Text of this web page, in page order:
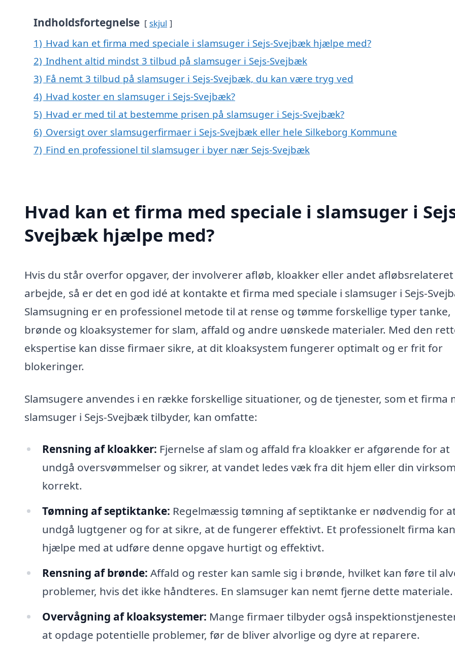
Indholdsfortegnelse skjul
1) Hvad kan et firma med speciale i slamsuger i Sejs-Svejbæk hjælpe med?
2) Indhent altid mindst 3 tilbud på slamsuger i Sejs-Svejbæk
3) Få nemt 3 tilbud på slamsuger i Sejs-Svejbæk, du kan være tryg ved
4) Hvad koster en slamsuger i Sejs-Svejbæk?
5) Hvad er med til at bestemme prisen på slamsuger i Sejs-Svejbæk?
6) Oversigt over slamsugerfirmaer i Sejs-Svejbæk eller hele Silkeborg Kommune
7) Find en professionel til slamsuger i byer nær Sejs-Svejbæk
Hvad kan et firma med speciale i slamsuger i
Svejbæk hjælpe med?
Hvis du står overfor opgaver, der involverer afløb, kloakker eller andet afløbsrelateret
arbejde, så er det en god idé at kontakte et firma med speciale i slamsuger i Sejs-
Slamsugning er en professionel metode til at rense og tømme forskellige typer tanke,
brønde og kloaksystemer for slam, affald og andre uønskede materialer. Med den
ekspertise kan disse firmaer sikre, at dit kloaksystem fungerer optimalt og er frit for
blokeringer.
Slamsugere anvendes i en række forskellige situationer, og de tjenester, som et firma
slamsuger i Sejs-Svejbæk tilbyder, kan omfatte:
Rensning af kloakker: Fjernelse af slam og affald fra kloakker er afgørende for at
undgå oversvømmelser og sikrer, at vandet ledes væk fra dit hjem eller din
korrekt.
Tømning af septiktanke: Regelmæssig tømning af septiktanke er nødvendig for
undgå lugtgener og for at sikre, at de fungerer effektivt. Et professionelt firma kan
hjælpe med at udføre denne opgave hurtigt og effektivt.
Rensning af brønde: Affald og rester kan samle sig i brønde, hvilket kan føre til
problemer, hvis det ikke håndteres. En slamsuger kan nemt fjerne dette materiale.
Overvågning af kloaksystemer: Mange firmaer tilbyder også
at opdage potentielle problemer, før de bliver alvorlige og dyre at reparere.